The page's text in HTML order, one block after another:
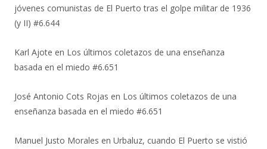
jóvenes comunistas de El Puerto tras el golpe militar de 1936
(y II) #6.644
Karl Ajote en Los últimos coletazos de una enseñanza
basada en el miedo #6.651
José Antonio Cots Rojas en Los últimos coletazos de una
enseñanza basada en el miedo #6.651
Manuel Justo Morales en Urbaluz, cuando El Puerto se vistió